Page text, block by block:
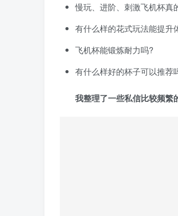
慢玩、进阶、刺激飞机杯真
有什么样的花式玩法能提升
飞机杯能锻炼耐力吗?
有什么样好的杯子可以推荐
我整理了一些私信比较频繁